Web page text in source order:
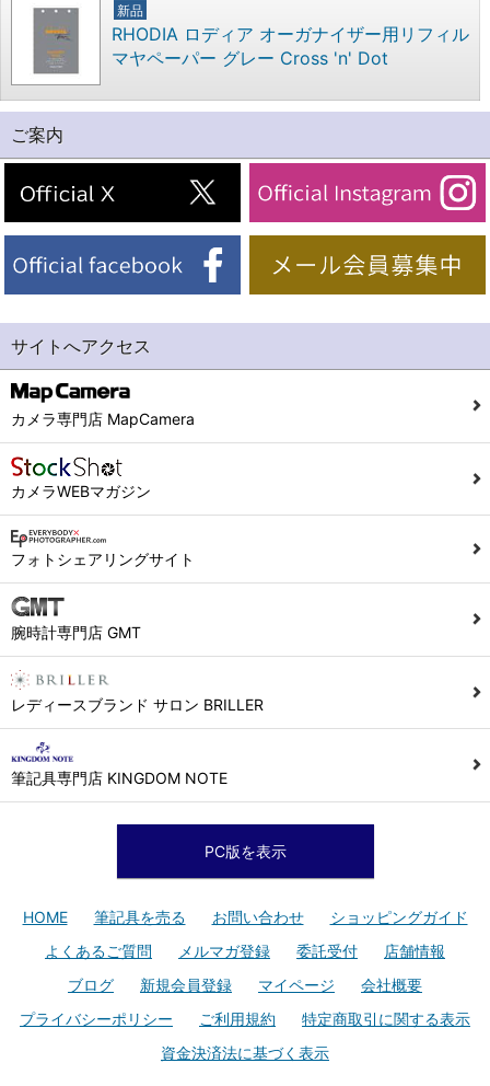
新品
RHODIA ロディア オーガナイザー用リフィル
マヤペーパー グレー Cross 'n' Dot
ご案内
サイトへアクセス
カメラ専門店 MapCamera
カメラWEBマガジン
フォトシェアリングサイト
腕時計専門店 GMT
レディースブランド サロン BRILLER
筆記具専門店 KINGDOM NOTE
PC版を表示
HOME 筆記具を売る お問い合わせ
ショッピングガイド
よくあるご質問
メルマガ登録 委託受付
店舗情報
ブログ
新規会員登録 マイページ
会社概要
プライバシーポリシー
ご利用規約
特定商取引に関する表示
資金決済法に基づく表示